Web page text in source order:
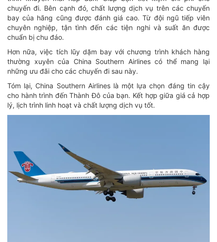
chuyến đi. Bên cạnh đó, chất lượng dịch vụ trên các chuyến
bay của hãng cũng được đánh giá cao. Từ đội ngũ tiếp viên
chuyên nghiệp, tận tình đến các tiện nghi và suất ăn được
chuẩn bị chu đáo.
Hơn nữa, việc tích lũy dặm bay với chương trình khách hàng
thường xuyên của China Southern Airlines có thể mang lại
những ưu đãi cho các chuyến đi sau này.
Tóm lại, China Southern Airlines là một lựa chọn đáng tin cậy
cho hành trình đến Thành Đô của bạn. Kết hợp giữa giá cả hợp
lý, lịch trình linh hoạt và chất lượng dịch vụ tốt.